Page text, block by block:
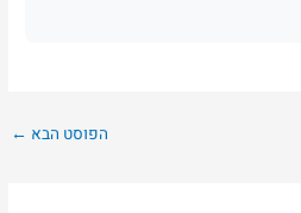
הפוסט הבא ←